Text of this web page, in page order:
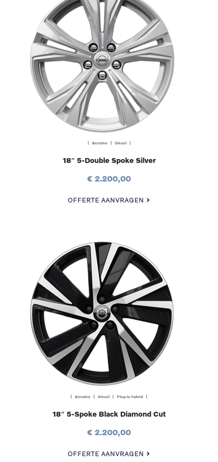
| Benzine | Diesel |
18″ 5-Double Spoke Silver
€ 2.200,00
OFFERTE AANVRAGEN
| Benzine | Diesel | Plug-in hybrid |
18″ 5-Spoke Black Diamond Cut
€ 2.200,00
OFFERTE AANVRAGEN